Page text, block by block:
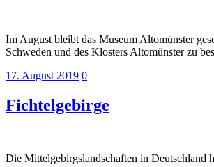
Im August bleibt das Museum Altomünster
Schweden und des Klosters Altomünster zu
17. August 2019 0
Fichtelgebirge
Die Mittelgebirgslandschaften in Deutschland